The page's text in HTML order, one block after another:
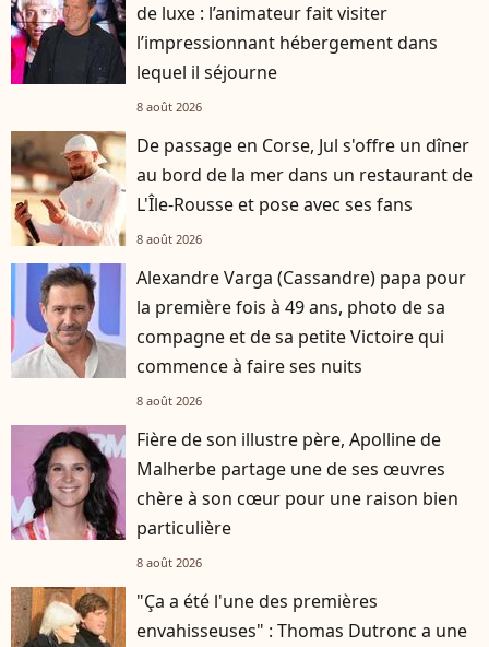
de luxe : l’animateur fait visiter
l’impressionnant hébergement dans
lequel il séjourne
8 août 2026
De passage en Corse, Jul s'offre un dîner
au bord de la mer dans un restaurant de
L'Île-Rousse et pose avec ses fans
8 août 2026
Alexandre Varga (Cassandre) papa pour
la première fois à 49 ans, photo de sa
compagne et de sa petite Victoire qui
commence à faire ses nuits
8 août 2026
Fière de son illustre père, Apolline de
Malherbe partage une de ses œuvres
chère à son cœur pour une raison bien
particulière
8 août 2026
"Ça a été l'une des premières
envahisseuses" : Thomas Dutronc a une